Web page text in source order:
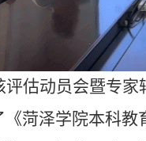
估动员会暨专
菏泽学院本科